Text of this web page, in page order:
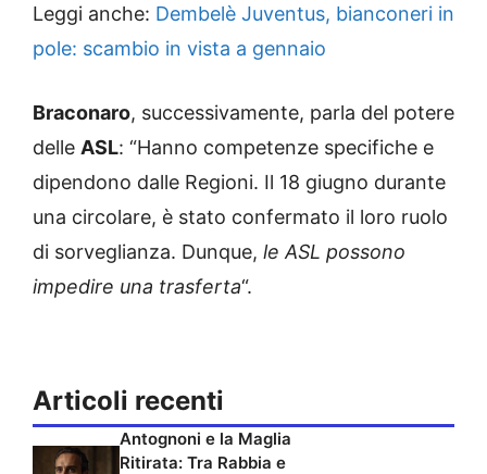
Leggi anche: Dembelè Juventus, bianconeri in
pole: scambio in vista a gennaio
Braconaro, successivamente, parla del potere
delle ASL: “Hanno competenze specifiche e
dipendono dalle Regioni. Il 18 giugno durante
una circolare, è stato confermato il loro ruolo
di sorveglianza. Dunque, le ASL possono
impedire una trasferta“.
Articoli recenti
Antognoni e la Maglia
Ritirata: Tra Rabbia e